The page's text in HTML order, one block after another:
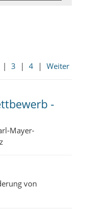
| 3 | 4 | Weiter
-
Mayer-
von